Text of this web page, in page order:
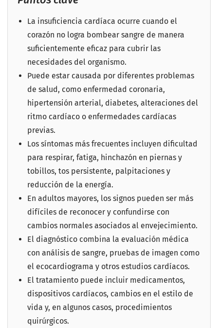
La insuficiencia cardíaca ocurre cuando el
corazón no logra bombear sangre de manera
suficientemente eficaz para cubrir las
necesidades del organismo.
Puede estar causada por diferentes problemas
de salud, como enfermedad coronaria,
hipertensión arterial, diabetes, alteraciones del
ritmo cardíaco o enfermedades cardíacas
previas.
Los síntomas más frecuentes incluyen dificultad
para respirar, fatiga, hinchazón en piernas y
tobillos, tos persistente, palpitaciones y
reducción de la energía.
En adultos mayores, los signos pueden ser más
difíciles de reconocer y confundirse con
cambios normales asociados al envejecimiento.
El diagnóstico combina la evaluación médica
con análisis de sangre, pruebas de imagen como
el ecocardiograma y otros estudios cardíacos.
El tratamiento puede incluir medicamentos,
dispositivos cardíacos, cambios en el estilo de
vida y, en algunos casos, procedimientos
quirúrgicos.